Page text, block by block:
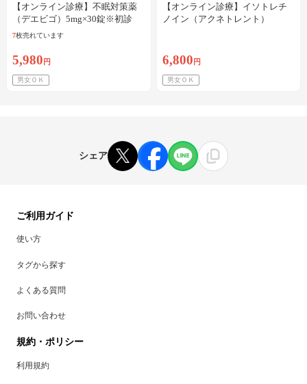
【オンライン診療】不眠対策薬
（デエビゴ）5mg×30錠※初診
料・送料込
7枚売れています
5,980 円
男女ＯＫ
【オンライン診療】イソトレチ
ノイン（アクネトレント）
6,800 円
男女ＯＫ
シェア
ご利用ガイド
使い方
タグから探す
よくある質問
お問い合わせ
規約・ポリシー
利用規約